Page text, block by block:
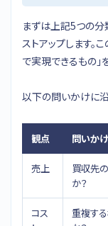
まずは上記5つの分
ストアップします。
で実現できるもの」
以下の問いかけに沿
観点 問いかけ
売上
買収先
か？
コス
重複す